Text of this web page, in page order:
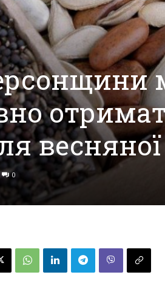
весняної
0